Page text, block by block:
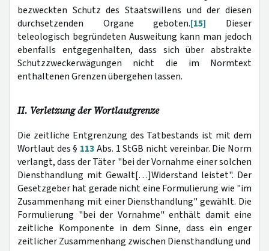
bezweckten Schutz des Staatswillens und der diesen
durchsetzenden Organe geboten.[15] Dieser
teleologisch begründeten Ausweitung kann man jedoch
ebenfalls entgegenhalten, dass sich über abstrakte
Schutzzweckerwägungen nicht die im Normtext
enthaltenen Grenzen übergehen lassen.
II. Verletzung der Wortlautgrenze
Die zeitliche Entgrenzung des Tatbestands ist mit dem
Wortlaut des § 113Abs. 1 StGB nicht vereinbar. Die Norm
verlangt, dass der Täter "bei der Vornahme einer solchen
Diensthandlung mit Gewalt[…]Widerstand leistet". Der
Gesetzgeber hat gerade nicht eine Formulierung wie "im
Zusammenhang mit einer Diensthandlung" gewählt. Die
Formulierung "bei der Vornahme" enthält damit eine
zeitliche Komponente in dem Sinne, dass ein enger
zeitlicher Zusammenhang zwischen Diensthandlung und